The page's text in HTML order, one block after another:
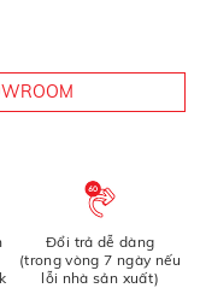
Đổi trả dễ dàng
(trong vòng 7 ngày nếu
lỗi nhà sản xuất)